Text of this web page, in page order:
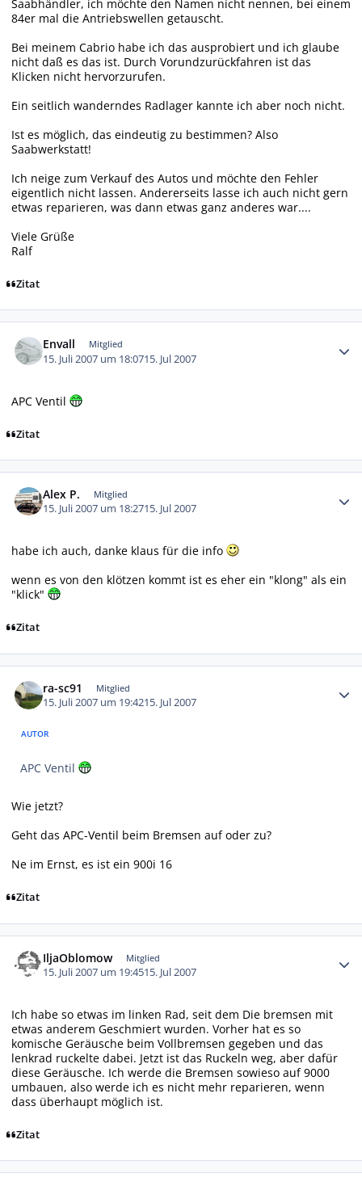
Saabhändler, ich möchte den Namen nicht nennen, bei einem
84er mal die Antriebswellen getauscht.
Bei meinem Cabrio habe ich das ausprobiert und ich glaube
nicht daß es das ist. Durch Vorundzurückfahren ist das
Klicken nicht hervorzurufen.
Ein seitlich wanderndes Radlager kannte ich aber noch nicht.
Ist es möglich, das eindeutig zu bestimmen? Also
Saabwerkstatt!
Ich neige zum Verkauf des Autos und möchte den Fehler
eigentlich nicht lassen. Andererseits lasse ich auch nicht gern
etwas reparieren, was dann etwas ganz anderes war....
Viele Grüße
Ralf
Zitat
Envall Mitglied
15. Juli 2007 um 18:0715. Jul 2007
APC Ventil
Zitat
Alex P. Mitglied
15. Juli 2007 um 18:2715. Jul 2007
habe ich auch, danke klaus für die info
wenn es von den klötzen kommt ist es eher ein "klong" als ein
"klick"
Zitat
ra-sc91 Mitglied
15. Juli 2007 um 19:4215. Jul 2007
AUTOR
APC Ventil
Wie jetzt?
Geht das APC-Ventil beim Bremsen auf oder zu?
Ne im Ernst, es ist ein 900i 16
Zitat
IljaOblomow Mitglied
15. Juli 2007 um 19:4515. Jul 2007
Ich habe so etwas im linken Rad, seit dem Die bremsen mit
etwas anderem Geschmiert wurden. Vorher hat es so
komische Geräusche beim Vollbremsen gegeben und das
lenkrad ruckelte dabei. Jetzt ist das Ruckeln weg, aber dafür
diese Geräusche. Ich werde die Bremsen sowieso auf 9000
umbauen, also werde ich es nicht mehr reparieren, wenn
dass überhaupt möglich ist.
Zitat